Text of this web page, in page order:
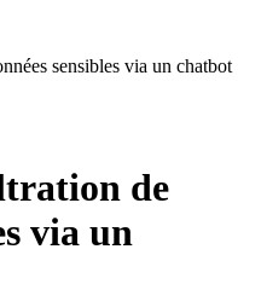
sensibles via un chatbot
de
via un